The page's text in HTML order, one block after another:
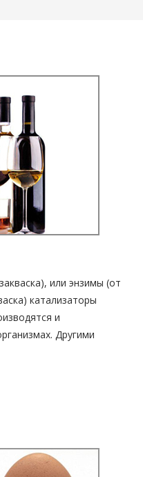
или энзимы (от
катализаторы
и
Другими